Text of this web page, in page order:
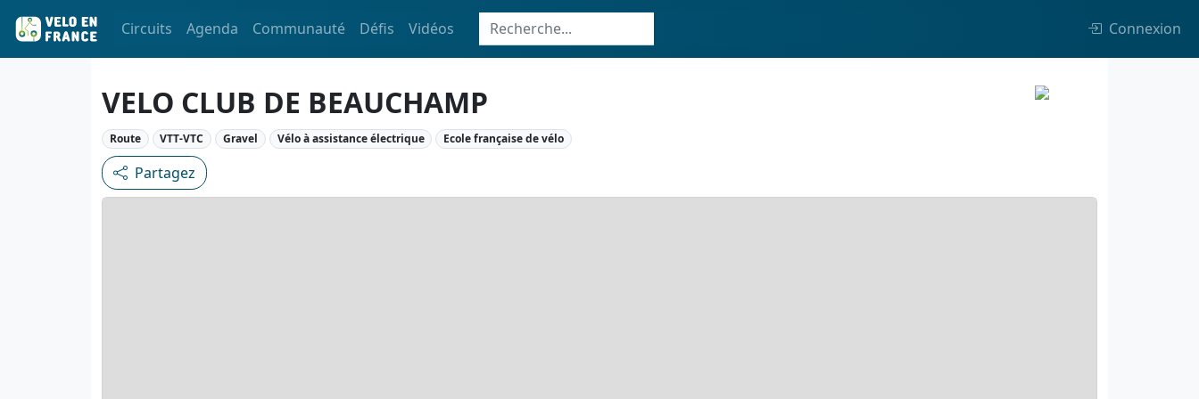
Circuits Agenda Communauté Défis Vidéos Connexion
VELO CLUB DE BEAUCHAMP
Route VTT-VTC Gravel Vélo à assistance électrique Ecole française de vélo
Partagez